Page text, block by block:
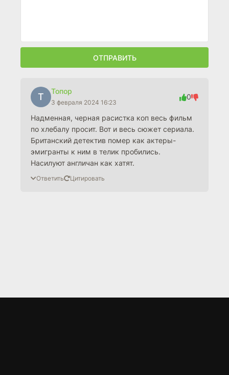
ОТПРАВИТЬ
Т
Топор
3 февраля 2024 16:23
0
Надменная, черная расистка коп весь фильм
по хлебалу просит. Вот и весь сюжет сериала.
Британский детектив помер как актеры-
эмигранты к ним в телик пробились.
Насилуют англичан как хатят.
Ответить Цитировать